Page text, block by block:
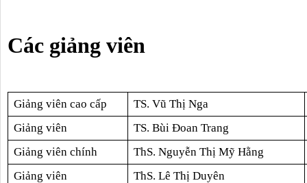
Các giảng viên
Giảng viên cao cấp
TS. Vũ Thị Nga
Giảng viên
TS. Bùi Đoan Trang
Giảng viên chính
ThS. Nguyễn Thị Mỹ Hằng
Giảng viên
ThS. Lê Thị Duyên